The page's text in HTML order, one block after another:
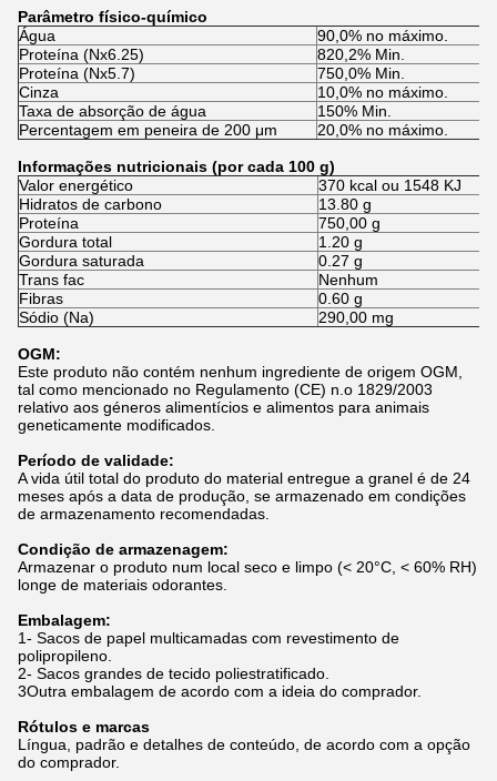
Parâmetro físico-químico
Água
90,0% no máximo.
Proteína (Nx6.25)
820,2% Min.
Proteína (Nx5.7)
750,0% Min.
Cinza
10,0% no máximo.
Taxa de absorção de água
150% Min.
Percentagem em peneira de 200 μm
20,0% no máximo.
Informações nutricionais (por cada 100 g)
Valor energético
370 kcal ou 1548 KJ
Hidratos de carbono
13.80 g
Proteína
750,00 g
Gordura total
1.20 g
Gordura saturada
0.27 g
Trans fac
Nenhum
Fibras
0.60 g
Sódio (Na)
290,00 mg
OGM:
Este produto não contém nenhum ingrediente de origem OGM,
tal como mencionado no Regulamento (CE) n.o 1829/2003
relativo aos géneros alimentícios e alimentos para animais
geneticamente modificados.
Período de validade:
A vida útil total do produto do material entregue a granel é de 24
meses após a data de produção, se armazenado em condições
de armazenamento recomendadas.
Condição de armazenagem:
Armazenar o produto num local seco e limpo (< 20°C, < 60% RH)
longe de materiais odorantes.
Embalagem:
1- Sacos de papel multicamadas com revestimento de
polipropileno.
2- Sacos grandes de tecido poliestratificado.
3Outra embalagem de acordo com a ideia do comprador.
Rótulos e marcas
Língua, padrão e detalhes de conteúdo, de acordo com a opção
do comprador.